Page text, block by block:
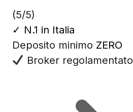
(5/5)
✓ N.1 in Italia
Deposito minimo ZERO
Broker regolamentato